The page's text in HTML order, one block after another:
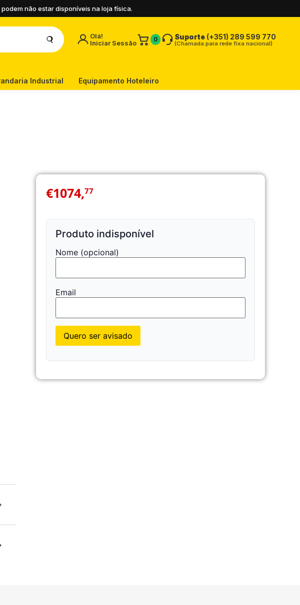
não estar disponíveis na loja física.
Olá!
Iniciar Sessão
0 Suporte (+351) 289 599 770
(Chamada para rede fixa nacional)
Industrial Equipamento Hoteleiro
€1074,77
Produto indisponível
Nome (opcional)
Email
Quero ser avisado